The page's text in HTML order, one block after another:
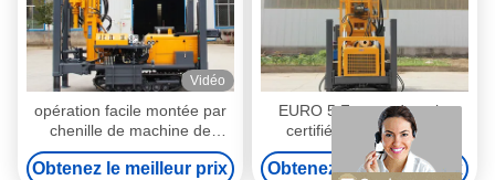
Vidéo
opération facile montée par
chenille de machine de
forage de puits d'eau
d'installation de forage de
Obtenez le meilleur prix
EURO 5 Forage de puits
certifié pour l'eau avec
rampe à roulement Voyage
4100*1950*2600mm
Obtenez le meilleur prix